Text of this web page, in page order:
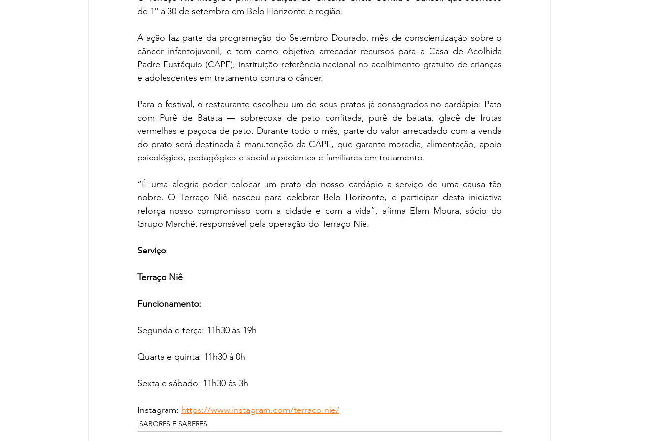
de 1º a 30 de setembro em Belo Horizonte e região.
A ação faz parte da programação do Setembro Dourado, mês de conscientização sobre o
câncer infantojuvenil, e tem como objetivo arrecadar recursos para a Casa de Acolhida
Padre Eustáquio (CAPE), instituição referência nacional no acolhimento gratuito de crianças
e adolescentes em tratamento contra o câncer.
Para o festival, o restaurante escolheu um de seus pratos já consagrados no cardápio: Pato
com Purê de Batata — sobrecoxa de pato confitada, purê de batata, glacê de frutas
vermelhas e paçoca de pato. Durante todo o mês, parte do valor arrecadado com a venda
do prato será destinada à manutenção da CAPE, que garante moradia, alimentação, apoio
psicológico, pedagógico e social a pacientes e familiares em tratamento.
“É uma alegria poder colocar um prato do nosso cardápio a serviço de uma causa tão
nobre. O Terraço Niê nasceu para celebrar Belo Horizonte, e participar desta iniciativa
reforça nosso compromisso com a cidade e com a vida”, afirma Elam Moura, sócio do
Grupo Marchê, responsável pela operação do Terraço Niê.
Serviço:
Terraço Niê
Funcionamento:
Segunda e terça: 11h30 às 19h
Quarta e quinta: 11h30 à 0h
Sexta e sábado: 11h30 às 3h
Instagram: https://www.instagram.com/terraco.nie/
SABORES E SABERES